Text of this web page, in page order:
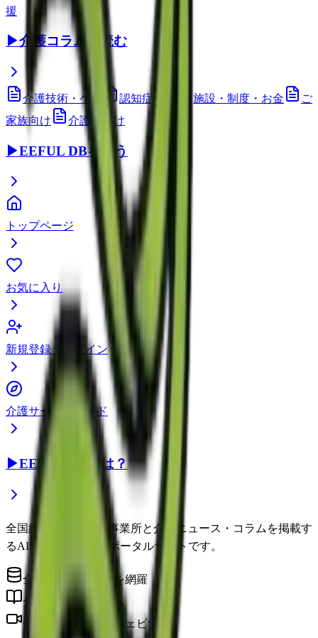
援
▶介護コラムを読む
介護技術・ケア 認知症ケア 施設・制度・お金
ご
家族向け
介護職向け
▶EEFUL DBを使う
トップページ
お気に入り
新規登録・ログイン
介護サービスガイド
▶EEFUL DBとは？
全国約22万件の介護事業所と介護ニュース・コラムを掲載す
るAI時代の介護情報ポータルサイトです。
全国の介護事業所を網羅
介護に役立つコラム
介護のプロによるウェビナー